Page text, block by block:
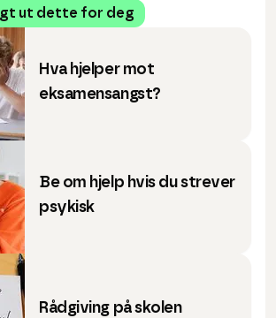
ut dette for deg
Hva hjelper mot
eksamensangst?
Be om hjelp hvis du strever
psykisk
Rådgiving på skolen